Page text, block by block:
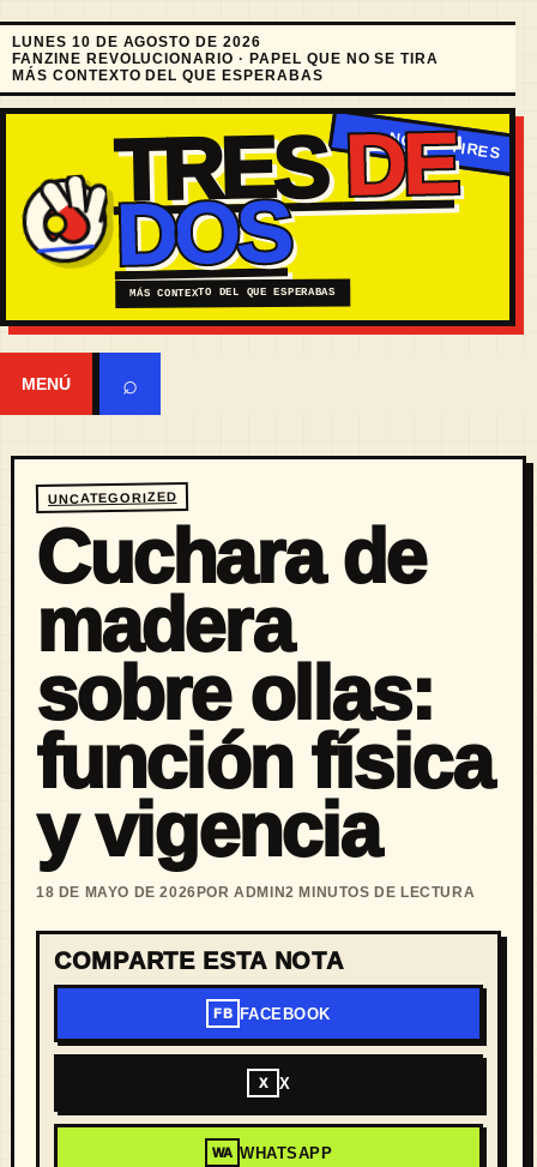
LUNES 10 DE AGOSTO DE 2026
FANZINE REVOLUCIONARIO · PAPEL QUE NO SE TIRA
MÁS CONTEXTO DEL QUE ESPERABAS
TRESDE
DOS
MÁS CONTEXTO DEL QUE ESPERABAS
MENÚ ⌕
UNCATEGORIZED
Cuchara de
madera
sobre ollas:
función física
y vigencia
18 DE MAYO DE 2026 POR ADMIN2 MINUTOS DE LECTURA
COMPARTE ESTA NOTA
FB FACEBOOK
X X
WA WHATSAPP